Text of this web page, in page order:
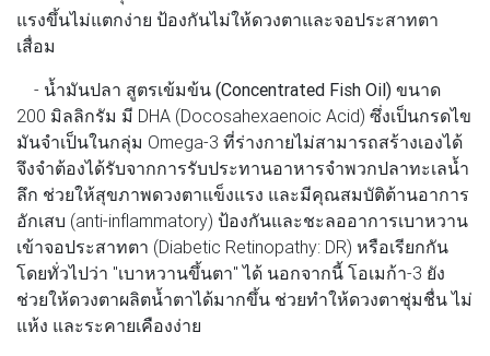
แรงขึ้นไม่แตกง่าย ป้องกันไม่ให้ดวงตาและจอประสาทตา
เสื่อม
- น้ำมันปลา สูตรเข้มข้น (Concentrated Fish Oil) ขนาด
200 มิลลิกรัม มี DHA (Docosahexaenoic Acid) ซึ่งเป็นกรดไข
มันจำเป็นในกลุ่ม Omega-3 ที่ร่างกายไม่สามารถสร้างเองได้
จึงจำต้องได้รับจากการรับประทานอาหารจำพวกปลาทะเลน้ำ
ลึก ช่วยให้สุขภาพดวงตาแข็งแรง และมีคุณสมบัติต้านอาการ
อักเสบ (anti-inflammatory) ป้องกันและชะลออาการเบาหวาน
เข้าจอประสาทตา (Diabetic Retinopathy: DR) หรือเรียกกัน
โดยทั่วไปว่า "เบาหวานขึ้นตา" ได้ นอกจากนี้ โอเมก้า-3 ยัง
ช่วยให้ดวงตาผลิตน้ำตาได้มากขึ้น ช่วยทำให้ดวงตาชุ่มชื่น ไม่
แห้ง และระคายเคืองง่าย